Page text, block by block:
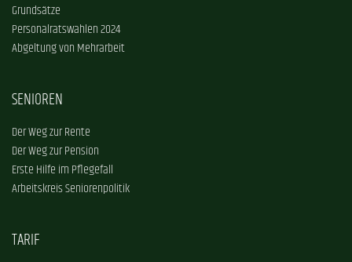
Grundsätze
Personalratswahlen 2024
Abgeltung von Mehrarbeit
SENIOREN
Der Weg zur Rente
Der Weg zur Pension
Erste Hilfe im Pflegefall
Arbeitskreis Seniorenpolitik
TARIF